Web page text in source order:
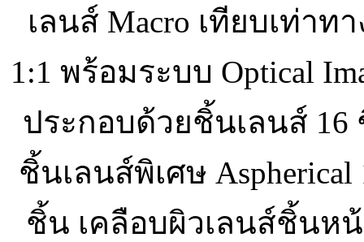
เลนส์ Macro เทียบเท่าท
1:1 พร้อมระบบ Optical
ประกอบด้วยชิ้นเลนส์
ชิ้นเลนส์พิเศษ
ชิ้น เคลือบผิวเลนส์ชิ้นห